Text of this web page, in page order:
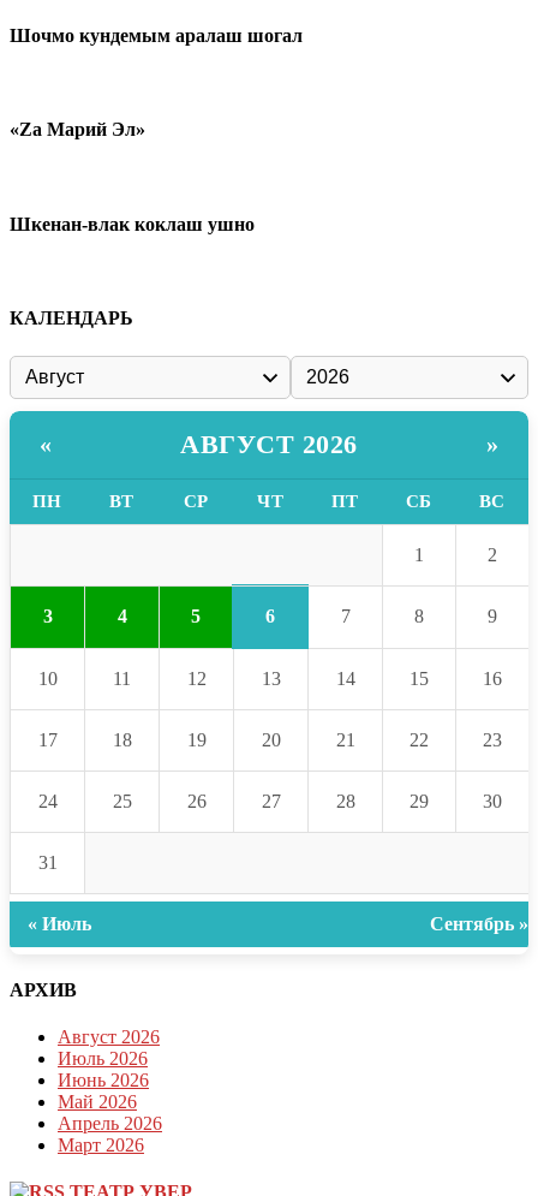
Шочмо кундемым аралаш шогал
«Zа Марий Эл»
Шкенан-влак коклаш ушно
КАЛЕНДАРЬ
« АВГУСТ 2026 »
ПН ВТ СР ЧТ ПТ СБ ВС
1 2
3 4 5 6 7 8 9
10 11 12 13 14 15 16
17 18 19 20 21 22 23
24 25 26 27 28 29 30
31
« Июль Сентябрь »
АРХИВ
Август 2026
Июль 2026
Июнь 2026
Май 2026
Апрель 2026
Март 2026